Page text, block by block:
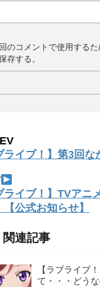
のコメントで使用する
存する。
ライブ！】第3回
ライブ！】TVア
公式お知らせ】
関連記事
【ラブライブ
て・・・どう